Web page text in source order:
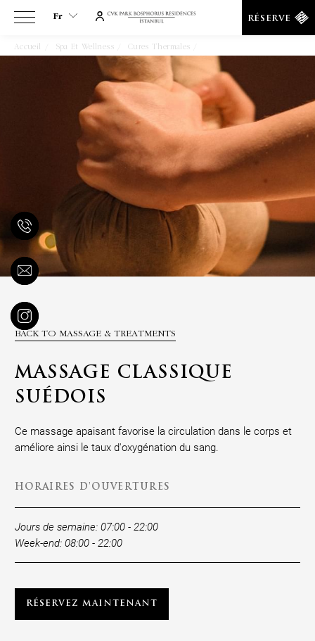
Fr
En
Es
De
It
Ru
He
RÉSERVE
Accueil Spa Et Wellness Cures Thermales
BACK TO MASSAGE & TREATMENTS
MASSAGE CLASSIQUE
SUÉDOIS
Ce massage apaisant favorise la circulation dans le corps et
améliore ainsi le taux d'oxygénation du sang.
HORAIRES D'OUVERTURES
Jours de semaine: 07:00 - 22:00
Week-end: 08:00 - 22:00
RÉSERVEZ MAINTENANT